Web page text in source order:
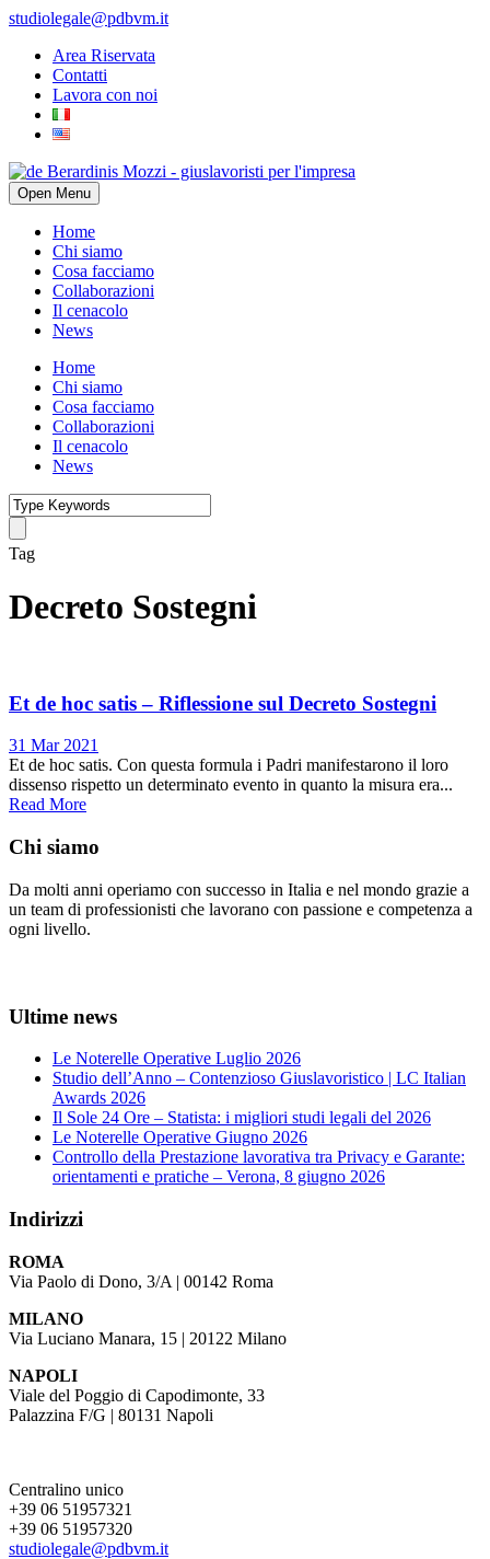
studiolegale@pdbvm.it
Area Riservata
Contatti
Lavora con noi
Open Menu
Home
Chi siamo
Cosa facciamo
Collaborazioni
Il cenacolo
News
Home
Chi siamo
Cosa facciamo
Collaborazioni
Il cenacolo
News
Tag
Decreto Sostegni
Et de hoc satis – Riflessione sul Decreto Sostegni
31 Mar 2021
Et de hoc satis. Con questa formula i Padri manifestarono il loro
dissenso rispetto un determinato evento in quanto la misura era...
Read More
Chi siamo
Da molti anni operiamo con successo in Italia e nel mondo grazie a
un team di professionisti che lavorano con passione e competenza a
ogni livello.
Ultime news
Le Noterelle Operative Luglio 2026
Studio dell’Anno – Contenzioso Giuslavoristico | LC Italian
Awards 2026
Il Sole 24 Ore – Statista: i migliori studi legali del 2026
Le Noterelle Operative Giugno 2026
Controllo della Prestazione lavorativa tra Privacy e Garante:
orientamenti e pratiche – Verona, 8 giugno 2026
Indirizzi
ROMA
Via Paolo di Dono, 3/A | 00142 Roma
MILANO
Via Luciano Manara, 15 | 20122 Milano
NAPOLI
Viale del Poggio di Capodimonte, 33
Palazzina F/G | 80131 Napoli
Centralino unico
+39 06 51957321
+39 06 51957320
studiolegale@pdbvm.it